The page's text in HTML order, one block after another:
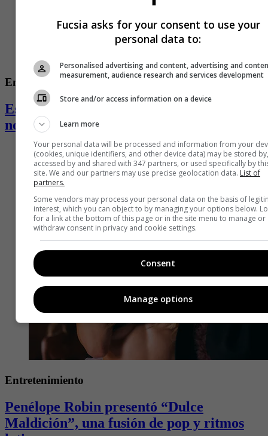
Entretenimiento
Estas son las series que lideran las
nominaciones a los Premios Emmy 2026
Entretenimiento
Penélope Robin presentó “Dulce
Maldición”, una fusión de pop y ritmos
Fucsia asks for your consent to use your
personal data to:
Personalised advertising and content, advertising and
measurement, audience research and services development
Store and/or access information on a device
Learn more
Your personal data will be processed and information from your
(cookies, unique identifiers, and other device data) may be stored by,
accessed by and shared with 347 partners, or used specifically by
site. We and our partners may use precise geolocation data. List of
partners.
Some vendors may process your personal data on the basis of
interest, which you can object to by managing your options below.
for a link at the bottom of this page or in the site menu to manage or
withdraw consent in privacy and cookie settings.
Consent
Manage options